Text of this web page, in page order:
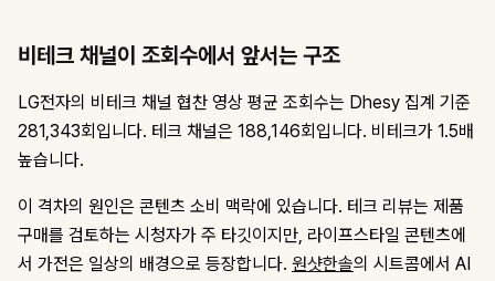
비테크 채널이 조회수에서 앞서는 구조
LG전자의 비테크 채널 협찬 영상 평균 조회수는 Dhesy 집계 기준
281,343회입니다. 테크 채널은 188,146회입니다. 비테크가 1.5배
높습니다.
이 격차의 원인은 콘텐츠 소비 맥락에 있습니다. 테크 리뷰는 제품
구매를 검토하는 시청자가 주 타깃이지만, 라이프스타일 콘텐츠에
서 가전은 일상의 배경으로 등장합니다. 원샷한솔의 시트콤에서 AI